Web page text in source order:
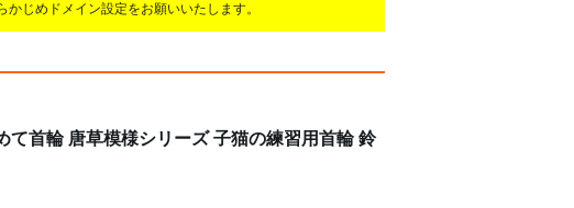
じめドメイン設定をお願いいたします。
て首輪 唐草模様シリーズ 子猫の練習用首輪 鈴